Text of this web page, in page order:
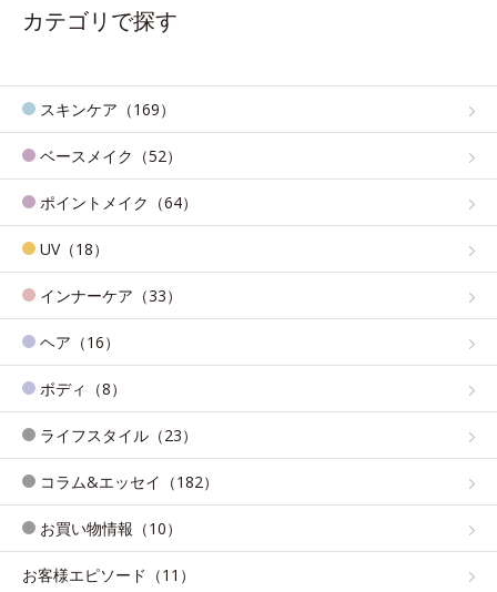
カテゴリで探す
スキンケア（169）
ベースメイク（52）
ポイントメイク（64）
UV（18）
インナーケア（33）
ヘア（16）
ボディ（8）
ライフスタイル（23）
コラム&エッセイ（182）
お買い物情報（10）
お客様エピソード（11）